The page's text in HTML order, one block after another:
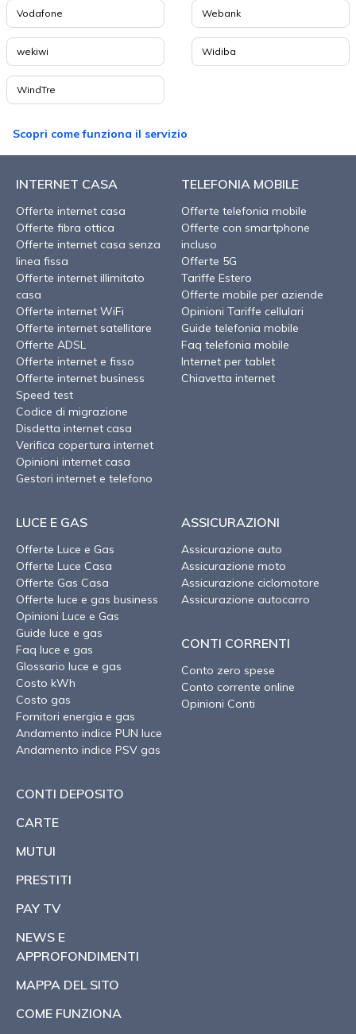
Vodafone Webank
wekiwi Widiba
WindTre
Scopri come funziona il servizio
INTERNET CASA
Offerte internet casa
Offerte fibra ottica
Offerte internet casa senza
linea fissa
Offerte internet illimitato
casa
Offerte internet WiFi
Offerte internet satellitare
Offerte ADSL
Offerte internet e fisso
Offerte internet business
Speed test
Codice di migrazione
Disdetta internet casa
Verifica copertura internet
Opinioni internet casa
Gestori internet e telefono
TELEFONIA MOBILE
Offerte telefonia mobile
Offerte con smartphone
incluso
Offerte 5G
Tariffe Estero
Offerte mobile per aziende
Opinioni Tariffe cellulari
Guide telefonia mobile
Faq telefonia mobile
Internet per tablet
Chiavetta internet
LUCE E GAS
Offerte Luce e Gas
Offerte Luce Casa
Offerte Gas Casa
Offerte luce e gas business
Opinioni Luce e Gas
Guide luce e gas
Faq luce e gas
Glossario luce e gas
Costo kWh
Costo gas
Fornitori energia e gas
Andamento indice PUN luce
Andamento indice PSV gas
ASSICURAZIONI
Assicurazione auto
Assicurazione moto
Assicurazione ciclomotore
Assicurazione autocarro
CONTI CORRENTI
Conto zero spese
Conto corrente online
Opinioni Conti
CONTI DEPOSITO
CARTE
MUTUI
PRESTITI
PAY TV
NEWS E
APPROFONDIMENTI
MAPPA DEL SITO
COME FUNZIONA